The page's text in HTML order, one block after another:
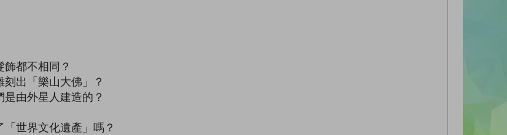
都不相同？
出「樂山大佛」？
由外星人建造的？
世界文化遺產」嗎？